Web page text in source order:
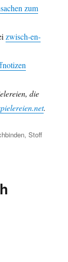
zum
zwisch-en-
die
.
,Stoff